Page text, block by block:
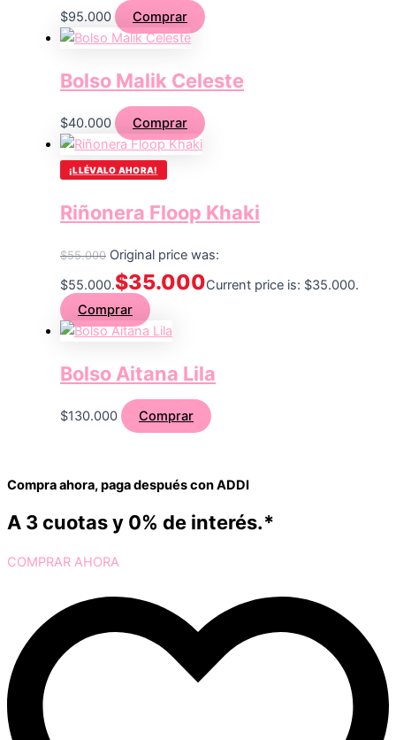
$95.000 Comprar
Bolso Malik Celeste
$40.000 Comprar
¡LLÉVALO AHORA!
Riñonera Floop Khaki
$55.000 Original price was:
$55.000.$35.000Current price is: $35.000.
Comprar
Bolso Aitana Lila
$130.000 Comprar
Compra ahora, paga después con ADDI
A 3 cuotas y 0% de interés.*
COMPRAR AHORA